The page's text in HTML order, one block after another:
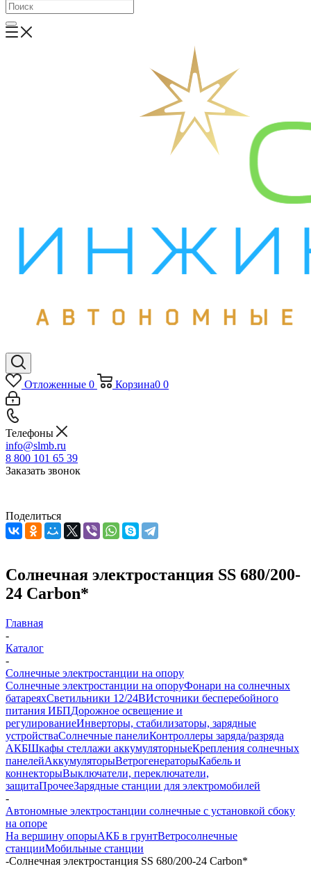
Отложенные 0 Корзина0 0
Телефоны
info@slmb.ru
8 800 101 65 39
Заказать звонок
Поделиться
Солнечная электростанция SS 680/200-
24 Carbon*
Главная
-
Каталог
-
Солнечные электростанции на опору
Солнечные электростанции на опоруФонари на солнечных
батареяхСветильники 12/24ВИсточники бесперебойного
питания ИБПДорожное освещение и
регулированиеИнверторы, стабилизаторы, зарядные
устройстваСолнечные панелиКонтроллеры заряда/разряда
АКБШкафы стеллажи аккумуляторныеКрепления солнечных
панелейАккумуляторыВетрогенераторыКабель и
коннекторыВыключатели, переключатели,
защитаПрочееЗарядные станции для электромобилей
-
Автономные электростанции солнечные с установкой сбоку
на опоре
На вершину опорыАКБ в грунтВетросолнечные
станцииМобильные станции
-Солнечная электростанция SS 680/200-24 Carbon*